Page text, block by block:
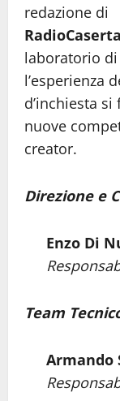
redazione di
laboratorio
l’esperienza
d’inchiesta
nuove
creator.
Direzione e
Enzo Di
Team
Armando